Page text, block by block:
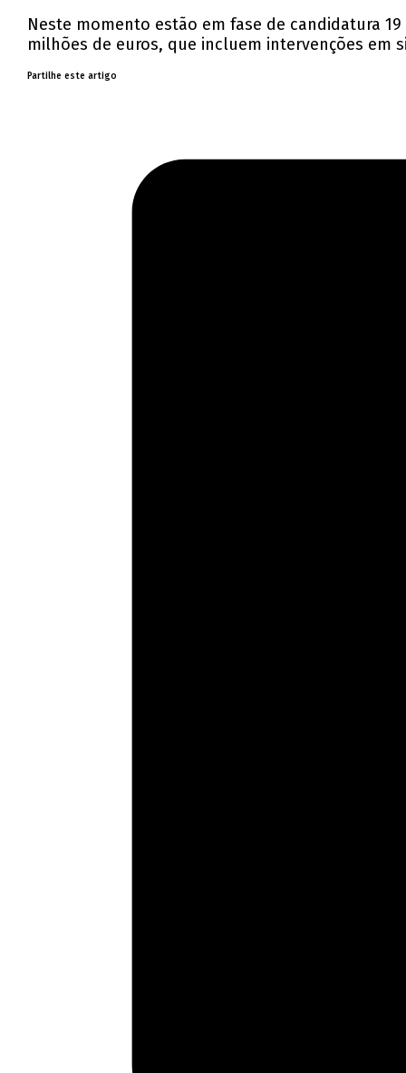
Neste momento estão em fase de candidatura
milhões de euros, que incluem intervenções em
Partilhe este artigo